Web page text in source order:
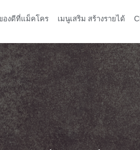
องดีที่แม็คโคร เมนูเสริม สร้างรายได้